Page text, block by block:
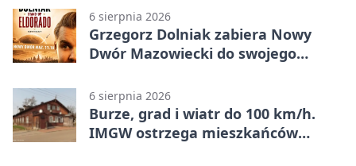
6 sierpnia 2026
Grzegorz Dolniak zabiera Nowy
Dwór Mazowiecki do swojego
6 sierpnia 2026
Burze, grad i wiatr do 100 km/h.
IMGW ostrzega mieszkańców